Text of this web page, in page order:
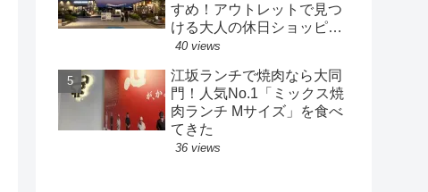
すめ！アウトレットで見つ
ける大人の休日ショッピン
グ
40 views
江坂ランチで焼肉なら大同
門！人気No.1「ミックス焼
肉ランチ Mサイズ」を食べ
てきた
36 views